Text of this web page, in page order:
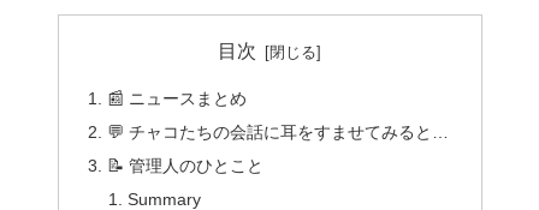
目次
📰 ニュースまとめ
💬 チャコたちの会話に耳をすませてみると…
📝 管理人のひとこと
Summary